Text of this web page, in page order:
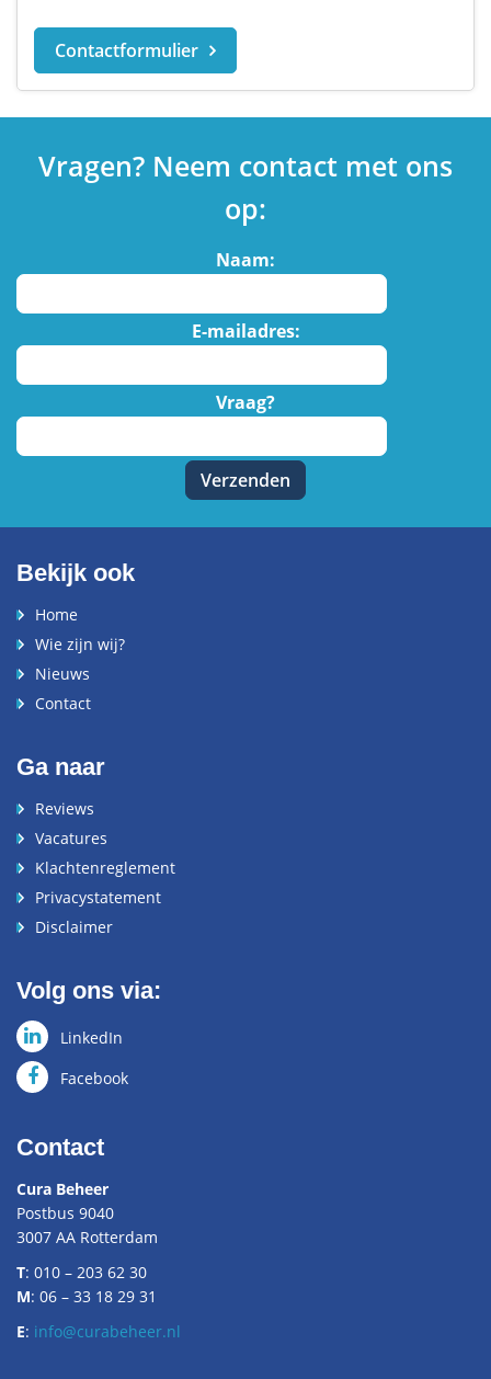
Contactformulier
Vragen? Neem contact met ons
op:
Naam:
E-mailadres:
Vraag?
Bekijk ook
Home
Wie zijn wij?
Nieuws
Contact
Ga naar
Reviews
Vacatures
Klachtenreglement
Privacystatement
Disclaimer
Volg ons via:
LinkedIn
Facebook
Contact
Cura Beheer
Postbus 9040
3007 AA Rotterdam
T: 010 – 203 62 30
M: 06 – 33 18 29 31
E: info@curabeheer.nl